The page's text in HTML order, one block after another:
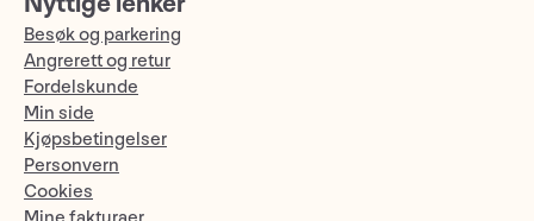
Besøk og parkering
Angrerett og retur
Fordelskunde
Min side
Kjøpsbetingelser
Personvern
Cookies